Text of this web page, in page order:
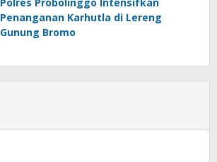
Penanganan Karhutla di Lereng
Gunung Bromo